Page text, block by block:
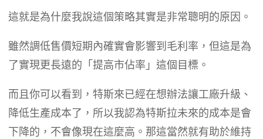
這就是為什麼我說這個策略其實是非常聰明的原因。
雖然調低售價短期內確實會影響到毛利率，但這是為
了實現更長遠的「提高市佔率」這個目標。
而且你可以看到，特斯來已經在想辦法讓工廠升級、
降低生產成本了，所以我認為特斯拉未來的成本是會
下降的，不會像現在這麼高。那這當然就有助於維持